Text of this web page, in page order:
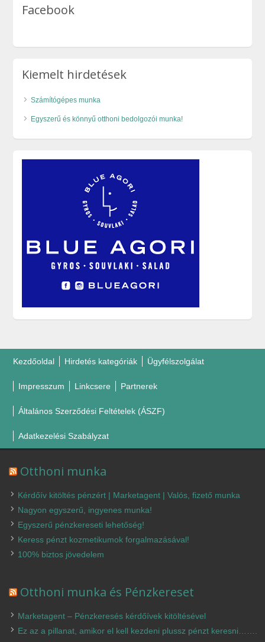
Facebook
Kiemelt hirdetések
Számítógépes munka
Egyszerű és könnyű otthoni bedolgozói munka!
Kezdőoldal Hirdetés kategóriák Ügyfélszolgálat
Impresszum Linkcsere Partnerek
Általános Szerződési Feltételek (ÁSZF)
Adatkezelési Szabályzat
Otthoni munka
Kérdőív kitöltés pénzért | Marketagent | Valós, fizető munka
Nagyon egyszerű, ingyenes munka!
Egyszerű pénzkereseti lehetőség!
Keress pénzt kozmetikumok forgalmazásával!
100% biztos jövedelem
Otthoni munka és Pénzkereset
Marketagent – Pénzkeresés kérdőívek kitöltésével
Ez az a pillanat, amikor el kell kezdeni plussz pénzt keresni…….